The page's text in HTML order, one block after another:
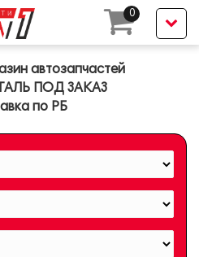
0
автозапчастей
ПОД ЗАКАЗ
по РБ